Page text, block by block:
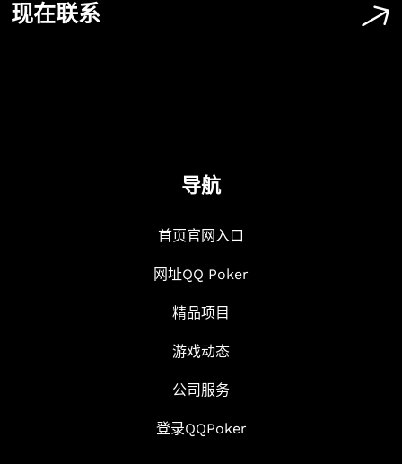
现在联系
导航
首页官网入口
网址QQ Poker
精品项目
游戏动态
公司服务
登录QQPoker